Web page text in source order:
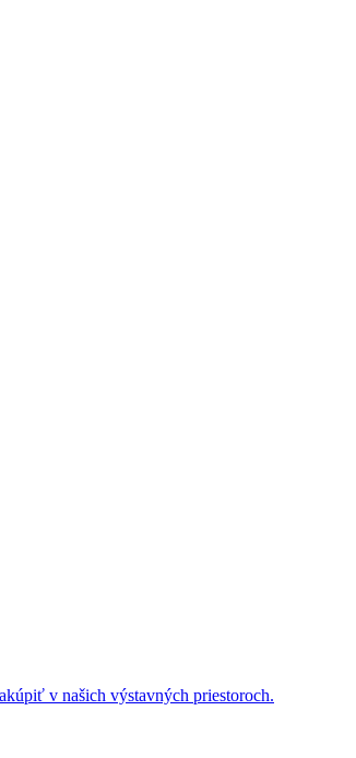
v našich výstavných priestoroch.